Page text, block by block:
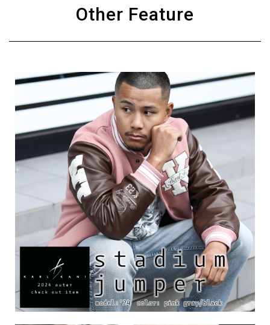
Other Feature